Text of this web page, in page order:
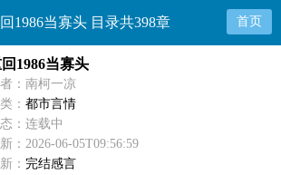
1986当寡头 目录共398章 首页
1986当寡头
：南柯一凉
：都市言情
：连载中
：2026-06-05T09:56:59
： 完结感言